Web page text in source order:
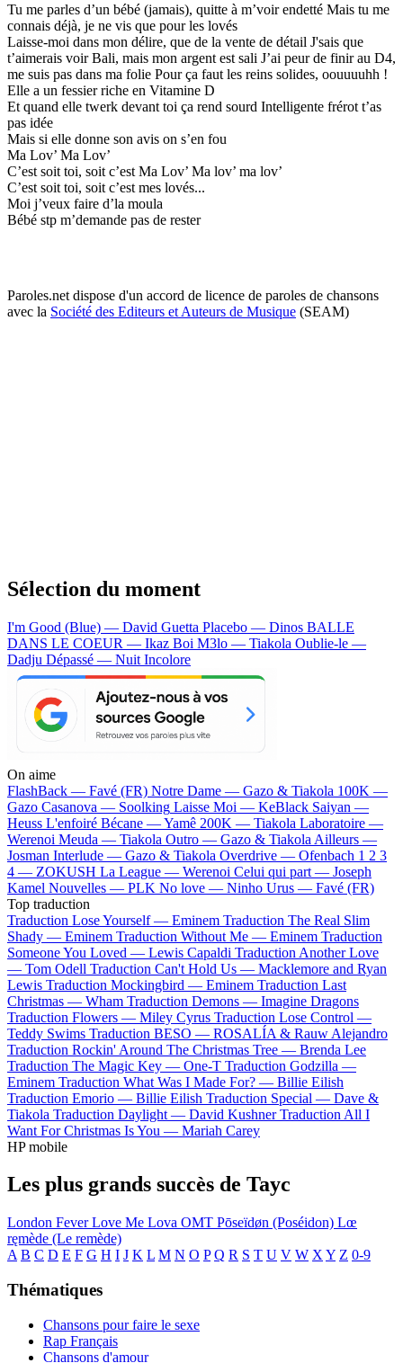
Tu me parles d’un bébé (jamais), quitte à m’voir endetté Mais tu me
connais déjà, je ne vis que pour les lovés
Laisse-moi dans mon délire, que de la vente de détail J'sais que
t’aimerais voir Bali, mais mon argent est sali J’ai peur de finir au D4,
me suis pas dans ma folie Pour ça faut les reins solides, oouuuuhh !
Elle a un fessier riche en Vitamine D
Et quand elle twerk devant toi ça rend sourd Intelligente frérot t’as
pas idée
Mais si elle donne son avis on s’en fou
Ma Lov’ Ma Lov’
C’est soit toi, soit c’est Ma Lov’ Ma lov’ ma lov’
C’est soit toi, soit c’est mes lovés...
Moi j’veux faire d’la moula
Bébé stp m’demande pas de rester
Paroles.net dispose d'un accord de licence de paroles de chansons
avec la Société des Editeurs et Auteurs de Musique (SEAM)
Sélection du moment
I'm Good (Blue) — David Guetta Placebo — Dinos BALLE
DANS LE COEUR — Ikaz Boi M3lo — Tiakola Oublie-le —
Dadju Dépassé — Nuit Incolore
On aime
FlashBack — Favé (FR) Notre Dame — Gazo & Tiakola 100K —
Gazo Casanova — Soolking Laisse Moi — KeBlack Saiyan —
Heuss L'enfoiré Bécane —Yamê 200K — Tiakola Laboratoire —
Werenoi Meuda — Tiakola Outro — Gazo & Tiakola Ailleurs —
Josman Interlude — Gazo & Tiakola Overdrive — Ofenbach 1 2 3
4 — ZOKUSH La League — Werenoi Celui qui part — Joseph
Kamel Nouvelles — PLK No love — Ninho Urus — Favé (FR)
Top traduction
Traduction Lose Yourself — Eminem Traduction The Real Slim
Shady — Eminem Traduction Without Me — Eminem Traduction
Someone You Loved — Lewis Capaldi Traduction Another Love
— Tom Odell Traduction Can't Hold Us — Macklemore and Ryan
Lewis Traduction Mockingbird — Eminem Traduction Last
Christmas — Wham Traduction Demons — Imagine Dragons
Traduction Flowers — Miley Cyrus Traduction Lose Control —
Teddy Swims Traduction BESO — ROSALÍA & Rauw Alejandro
Traduction Rockin' Around The Christmas Tree — Brenda Lee
Traduction The Magic Key — One-T Traduction Godzilla —
Eminem Traduction What Was I Made For? — Billie Eilish
Traduction Emorio — Billie Eilish Traduction Special — Dave &
Tiakola Traduction Daylight — David Kushner Traduction All I
Want For Christmas Is You — Mariah Carey
HP mobile
Les plus grands succès de Tayc
London FeverLove Me Lova OMT Pōseïdøn (Poséidon) Lœ
ręmède (Le remède)
A B C D E F G H I J K L M N O P Q R S T U V W X Y Z 0-9
Thématiques
Chansons pour faire le sexe
Rap Français
Chansons d'amour